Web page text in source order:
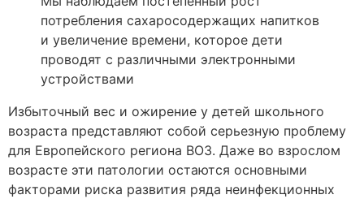
потребления сахаросодержащих напитков
и увеличение времени, которое дети
проводят с различными электронными
устройствами
Избыточный вес и ожирение у детей школьного
возраста представляют собой серьезную проблему
для Европейского региона ВОЗ. Даже во взрослом
возрасте эти патологии остаются основными
факторами риска развития ряда неинфекционных